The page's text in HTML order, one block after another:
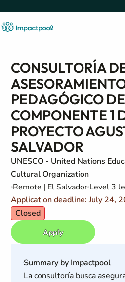
CONSULTORÍA
PEDAGÓGICO
COMPONENTE 1
PROYECTO
SALVADOR
UNESCO - United Nations
Cultural Organization
Remote | El Salvador Level 3
Application deadline: July 24,
Closed
Apply
Summary by Impactpool
La consultoría busca